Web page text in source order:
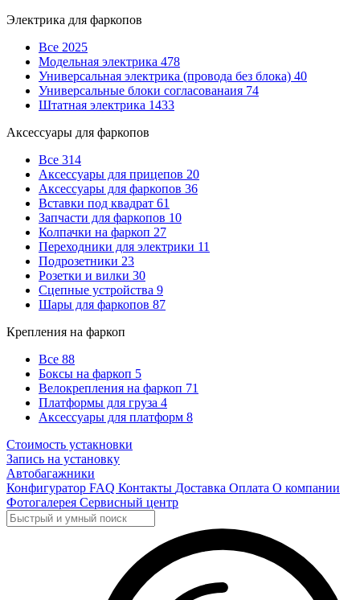
Электрика для фаркопов
Все 2025
Модельная электрика 478
Универсальная электрика (провода без блока) 40
Универсальные блоки согласованаия 74
Штатная электрика 1433
Аксессуары для фаркопов
Все 314
Аксессуары для прицепов 20
Аксессуары для фаркопов 36
Вставки под квадрат 61
Запчасти для фаркопов 10
Колпачки на фаркоп 27
Переходники для электрики 11
Подрозетники 23
Розетки и вилки 30
Сцепные устройства 9
Шары для фаркопов 87
Крепления на фаркоп
Все 88
Боксы на фаркоп 5
Велокрепления на фаркоп 71
Платформы для груза 4
Аксессуары для платформ 8
Стоимость устакновки
Запись на установку
Автобагажники
Конфигуратор FAQ Контакты Доставка Оплата О компании
Фотогалерея Сервисный центр